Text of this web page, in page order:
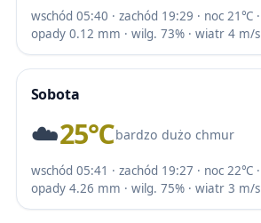
wschód 05:40 · zachód 19:29 · noc 21℃
opady 0.12 mm · wilg. 73% · wiatr 4 m/
Sobota
☁️25℃bardzo dużo chmur
wschód 05:41 · zachód 19:27 · noc 22℃
opady 4.26 mm · wilg. 75% · wiatr 3 m/